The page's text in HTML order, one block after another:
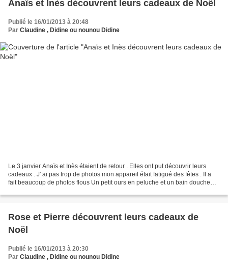
Anaïs et Inès découvrent leurs cadeaux de Noël
Publié le 16/01/2013 à 20:48
Par Claudine , Didine ou nounou Didine
Le 3 janvier Anaïs et Inès étaient de retour . Elles ont put découvrir leurs
cadeaux . J' ai pas trop de photos mon appareil était fatigué des fêtes . Il a
fait beaucoup de photos flous Un petit ours en peluche et un bain douche
Rose et Pierre découvrent leurs cadeaux de
Noël
Publié le 16/01/2013 à 20:30
Par Claudine , Didine ou nounou Didine